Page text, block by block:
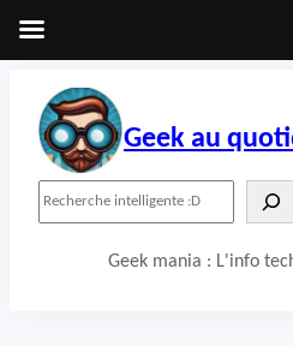
contenu
Geek au
Geek mania : L'info